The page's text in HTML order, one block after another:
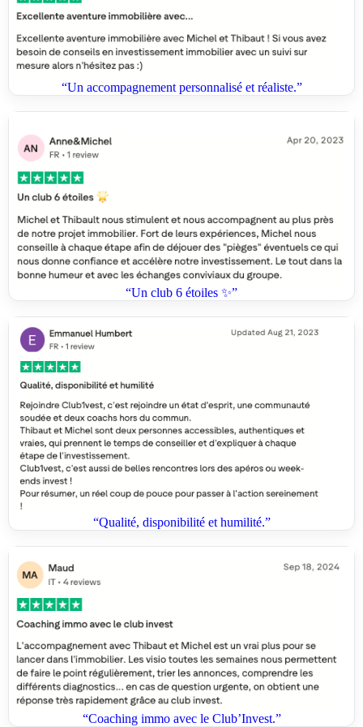
“Un accompagnement personnalisé et réaliste.”
“Un club 6 étoiles ✨”
“Qualité, disponibilité et humilité.”
“Coaching immo avec le Club’Invest.”